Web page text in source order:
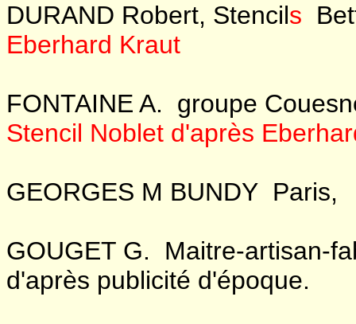
DURAND Robert, Stencils
Eberhard Kraut
FONTAINE A. groupe
Stencil Noblet d'après
GEORGES M BUNDY
GOUGET G. Maitre-artisan-
d'après publicité d'époque.